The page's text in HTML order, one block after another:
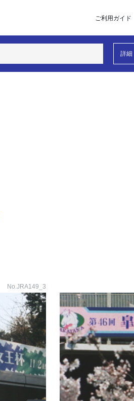
ご利用ガイド
詳細
No.JRA149_3